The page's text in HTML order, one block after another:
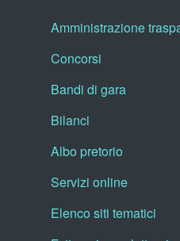
Amministrazione
Concorsi
Bandi di gara
Bilanci
Albo pretorio
Servizi online
Elenco siti tematici